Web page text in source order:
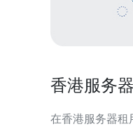
香港服务
在香港服务器租